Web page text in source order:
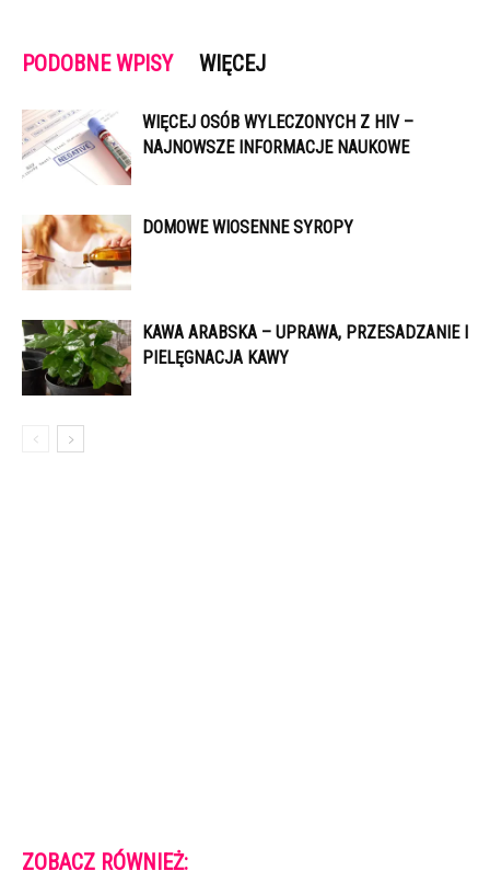
PODOBNE WPISY WIĘCEJ
WIĘCEJ OSÓB WYLECZONYCH Z HIV –
NAJNOWSZE INFORMACJE NAUKOWE
DOMOWE WIOSENNE SYROPY
KAWA ARABSKA – UPRAWA, PRZESADZANIE I
PIELĘGNACJA KAWY
ZOBACZ RÓWNIEŻ: